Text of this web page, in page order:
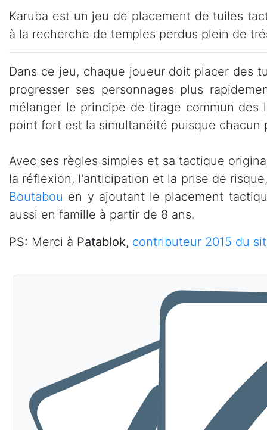
Karuba est un jeu de placement de tuiles
à la recherche de temples perdus plein de
Dans ce jeu, chaque joueur doit placer des
progresser ses personnages plus
mélanger le principe de tirage commun
point fort est la simultanéité puisque chacun
Avec ses règles simples et sa tactique
la réflexion, l'anticipation et la prise de
Boutabou en y ajoutant le placement
aussi en famille à partir de 8 ans.
PS: Merci à Patablok, contributeur 2015 du